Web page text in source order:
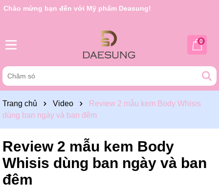
Chào mừng bạn đến với Mỹ phẩm Deasung!
Rất nhiều ưu đãi và chương trình khuyến mãi đang chờ đợi
0
Trang chủ Video
Review 2 mẫu kem Body Whisis
dùng ban ngày và ban đêm
Review 2 mẫu kem Body
Whisis dùng ban ngày và ban
đêm